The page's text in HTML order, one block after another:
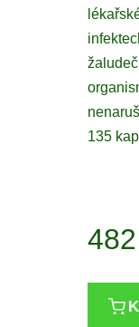
135
482